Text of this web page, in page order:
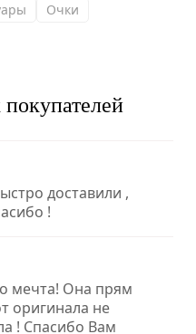
Очки
доставили ,
!
мечта! Она прям
оригинала не
! Спасибо Вам